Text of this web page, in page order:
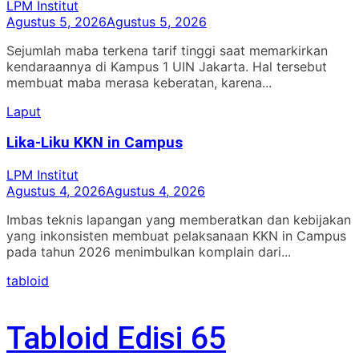
LPM Institut
Agustus 5, 2026Agustus 5, 2026
Sejumlah maba terkena tarif tinggi saat memarkirkan
kendaraannya di Kampus 1 UIN Jakarta. Hal tersebut
membuat maba merasa keberatan, karena...
Laput
Lika-Liku KKN in Campus
LPM Institut
Agustus 4, 2026Agustus 4, 2026
Imbas teknis lapangan yang memberatkan dan kebijakan
yang inkonsisten membuat pelaksanaan KKN in Campus
pada tahun 2026 menimbulkan komplain dari...
tabloid
Tabloid Edisi 65